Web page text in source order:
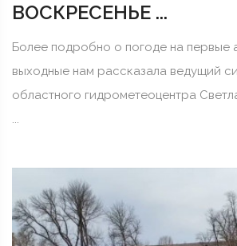
ВОСКРЕСЕНЬЕ ...
Более подробно о погоде на первые
выходные нам рассказала ведущий
областного гидрометеоцентра
...